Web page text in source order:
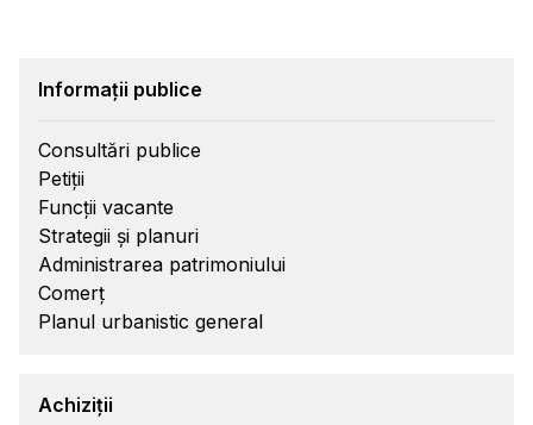
Informații publice
Consultări publice
Petiții
Funcții vacante
Strategii și planuri
Administrarea patrimoniului
Comerț
Planul urbanistic general
Achiziții